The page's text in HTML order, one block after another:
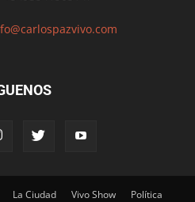
La Ciudad Vivo Show Política